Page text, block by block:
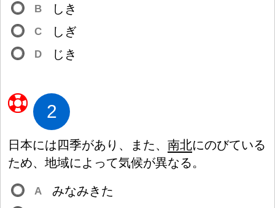
B しき
C しぎ
D じき
2
日 本には 四季があり、また、 南北にのびている
ため、 地域によって気候が異なる。
A みなみきた